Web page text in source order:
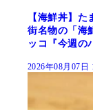
【海鮮丼】
街名物の「海
ッコ『今週の
2026年08月07日